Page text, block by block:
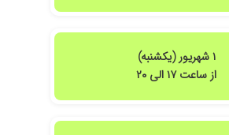
۱ شهریور (یکشنبه)
از ساعت ۱۷ الی ۲۰